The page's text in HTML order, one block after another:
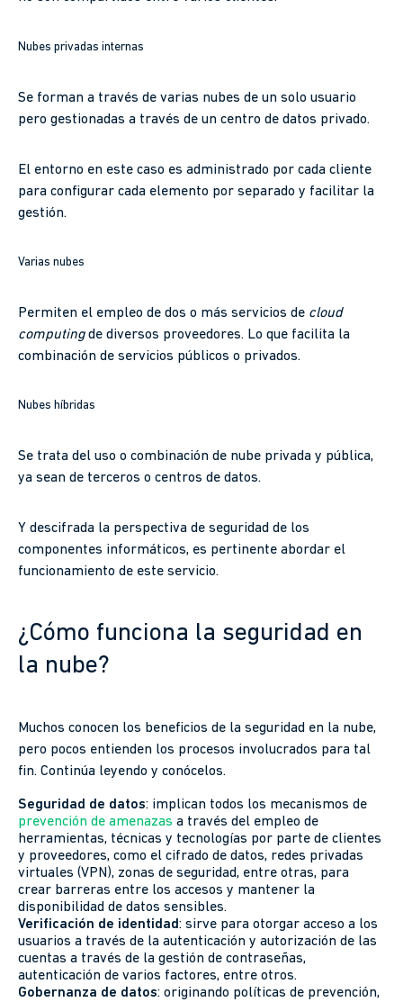
Nubes privadas internas
Se forman a través de varias nubes de un solo usuario
pero gestionadas a través de un centro de datos privado.
El entorno en este caso es administrado por cada cliente
para configurar cada elemento por separado y facilitar la
gestión.
Varias nubes
Permiten el empleo de dos o más servicios de cloud
computingde diversos proveedores. Lo que facilita la
combinación de servicios públicos o privados.
Nubes híbridas
Se trata del uso o combinación de nube privada y pública,
ya sean de terceros o centros de datos.
Y descifrada la perspectiva de seguridad de los
componentes informáticos, es pertinente abordar el
funcionamiento de este servicio.
¿Cómo funciona la seguridad en
la nube?
Muchos conocen los beneficios de la seguridad en la nube,
pero pocos entienden los procesos involucrados para tal
fin. Continúa leyendo y conócelos.
Seguridad de datos: implican todos los mecanismos de
prevención de amenazas a través del empleo de
herramientas, técnicas y tecnologías por parte de clientes
y proveedores, como el cifrado de datos, redes privadas
virtuales (VPN), zonas de seguridad, entre otras, para
crear barreras entre los accesos y mantener la
disponibilidad de datos sensibles.
Verificación de identidad: sirve para otorgar acceso a los
usuarios a través de la autenticación y autorización de las
cuentas a través de la gestión de contraseñas,
autenticación de varios factores, entre otros.
Gobernanza de datos: originando políticas de prevención,